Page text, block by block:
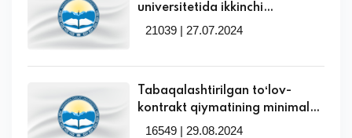
universitetida ikkinchi
mutaxassislik yo'nalishlariga
21039 | 27.07.2024
Tabaqalashtirilgan toʻlov-
kontrakt qiymatining minimal
miqdori tasdiqlandi
16549 | 29.08.2024